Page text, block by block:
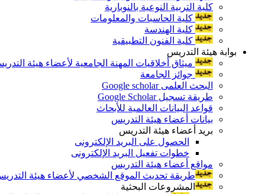
كلية التربية النوعية بالنوبارية
كلية الحاسبات والمعلومات
كلية الهندسة
كلية الفنون التطبيقية
بوابة هيئة التدريس
ميثاق أخلاقيات المهنة الجامعية لأعضاء هيئة
جوائز الجامعة
البحث العلمى Google scholar
طريقة تسجيل Google Scholar
قواعد البيانات العالمية للأبحاث
بيانات أعضاء هيئة التدريس
بريد أعضاء هيئة التدريس
الحصول على البريد الإلكترونى
خطوات تفعيل البريد الإلكترونى
مواقع أعضاء هيئة التدريس
طريقة تحديث الموقع الشخصي لأعضاء هيئة التدريس
المشروعات البحثية